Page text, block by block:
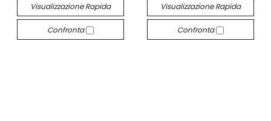
Visualizzazione Rapida
Confronta
Visualizzazione Rapida
Confronta